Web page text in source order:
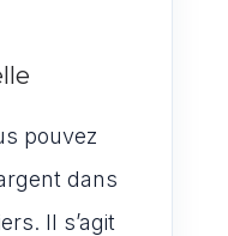
pouvez
dans
Il s’agit